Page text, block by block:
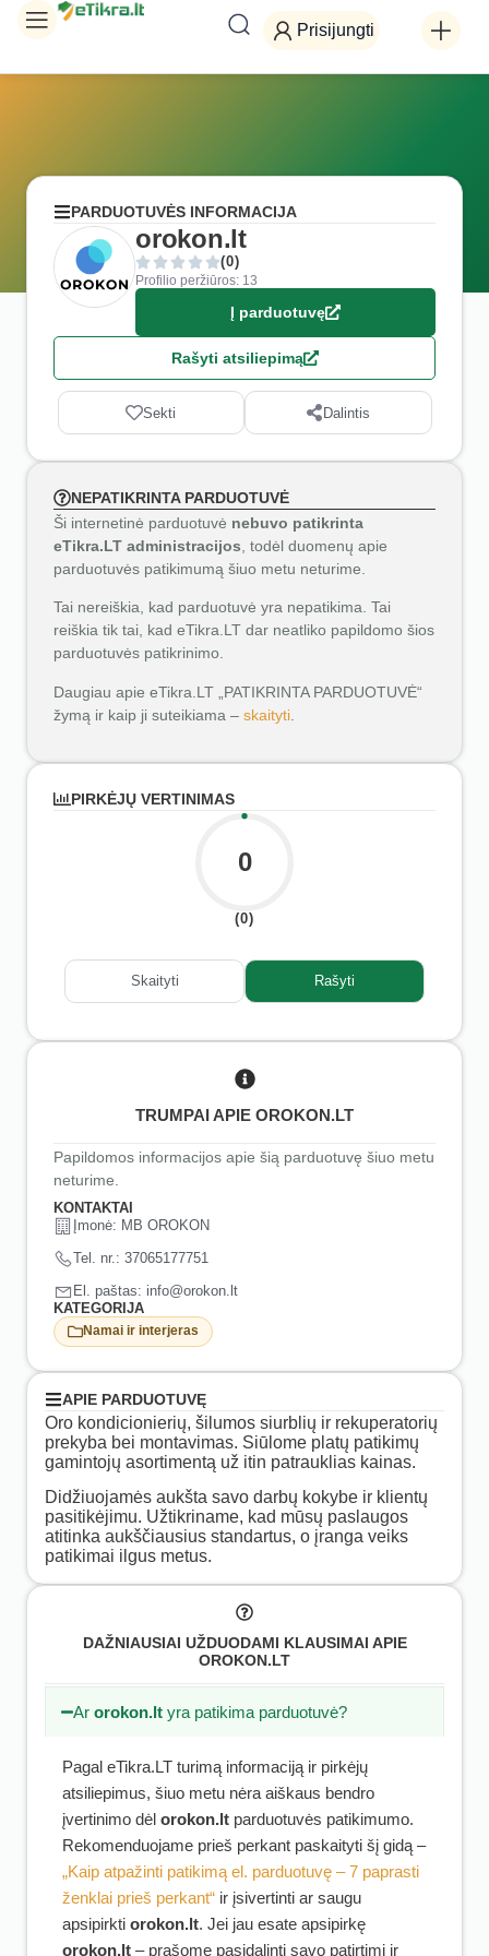
Prisijungti
PARDUOTUVĖS INFORMACIJA
orokon.lt
(0)
Profilio peržiūros: 13
Į parduotuvę
Rašyti atsiliepimą
Sekti Dalintis
NEPATIKRINTA PARDUOTUVĖ
Ši internetinė parduotuvė nebuvo patikrinta
eTikra.LT administracijos , todėl duomenų apie
parduotuvės patikimumą šiuo metu neturime.
Tai nereiškia, kad parduotuvė yra nepatikima. Tai
reiškia tik tai, kad eTikra.LT dar neatliko papildomo šios
parduotuvės patikrinimo.
Daugiau apie eTikra.LT „PATIKRINTA PARDUOTUVĖ“
žymą ir kaip ji suteikiama – skaityti
PIRKĖJŲ VERTINIMAS
0
(0)
Skaityti Rašyti
TRUMPAI APIE OROKON.LT
Papildomos informacijos apie šią parduotuvę šiuo metu
neturime.
KONTAKTAI
Įmonė: MB OROKON
Tel. nr.: 37065177751
El. paštas: info@orokon.lt
KATEGORIJA
Namai ir interjeras
APIE PARDUOTUVĘ
Oro kondicionierių, šilumos siurblių ir rekuperatorių
prekyba bei montavimas. Siūlome platų patikimų
gamintojų asortimentą už itin patrauklias kainas.
Didžiuojamės aukšta savo darbų kokybe ir klientų
pasitikėjimu. Užtikriname, kad mūsų paslaugos
atitinka aukščiausius standartus, o įranga veiks
patikimai ilgus metus.
DAŽNIAUSIAI UŽDUODAMI KLAUSIMAI APIE
OROKON.LT
Arorokon.lt yra patikima parduotuvė?
Pagal eTikra.LT turimą informaciją ir pirkėjų
atsiliepimus, šiuo metu nėra aiškaus bendro
įvertinimo dėl orokon.lt parduotuvės patikimumo.
Rekomenduojame prieš perkant paskaityti šį gidą –
„Kaip atpažinti patikimą el. parduotuvę – 7 paprasti
ženklai prieš perkant“ ir įsivertinti ar saugu
apsipirkti orokon.lt. Jei jau esate apsipirkę
orokon.lt – prašome pasidalinti savo patirtimi ir